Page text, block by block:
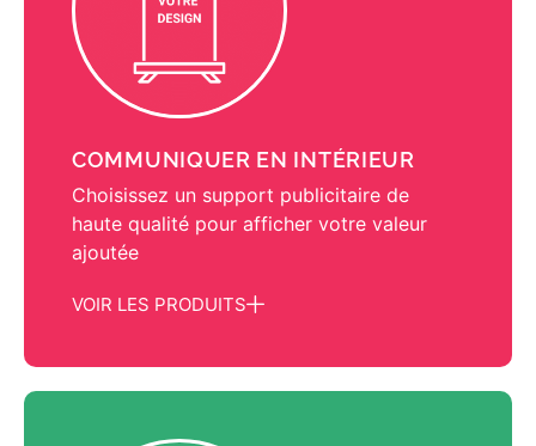
COMMUNIQUER EN INTÉRIEUR
Choisissez un support publicitaire de
haute qualité pour afficher votre valeur
ajoutée
VOIR LES PRODUITS